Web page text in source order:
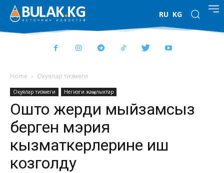
RU KG
Home Окуялар тизмеги
Окуялар тизмеги Негизги жаңылыктар
Ошто жерди мыйзамсыз
берген мэрия
кызматкерлерине иш
козголду